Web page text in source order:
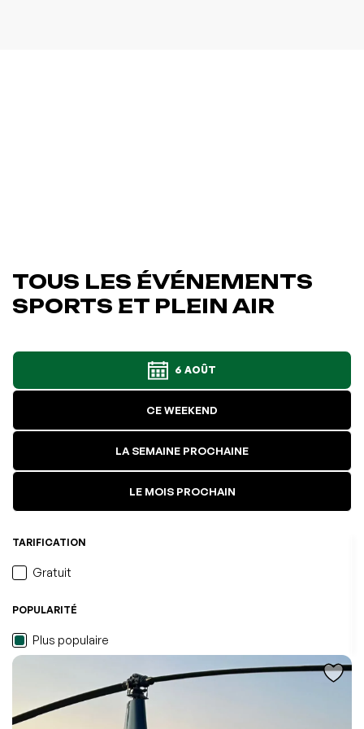
TOUS LES ÉVÉNEMENTS
SPORTS ET PLEIN AIR
6 AOÛT
CE WEEKEND
LA SEMAINE PROCHAINE
LE MOIS PROCHAIN
TARIFICATION
Gratuit
POPULARITÉ
Plus populaire
Consulter mes favoris
Consulter mes favoris